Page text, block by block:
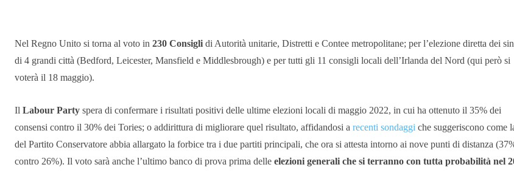
Nel Regno Unito si torna al voto in 230 Consigli di Autorità unitarie, Distretti e Contee metropolitane; per l’elezione diretta dei
di 4 grandi città (Bedford, Leicester, Mansfield e Middlesbrough) e per tutti gli 11 consigli locali dell’Irlanda del Nord (qui però si
voterà il 18 maggio).
Il Labour Party spera di confermare i risultati positivi delle ultime elezioni locali di maggio 2022, in cui ha ottenuto il 35% dei
consensi contro il 30% dei Tories; o addirittura di migliorare quel risultato, affidandosi a recenti sondaggi che suggeriscono come
del Partito Conservatore abbia allargato la forbice tra i due partiti principali, che ora si attesta intorno ai nove punti di distanza
contro 26%). Il voto sarà anche l’ultimo banco di prova prima delle elezioni generali che si terranno con tutta probabilità nel